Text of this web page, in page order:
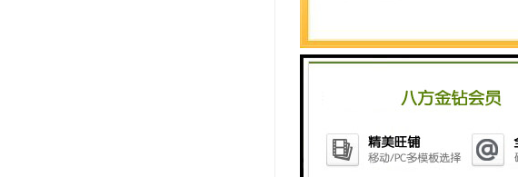
就把自己要经营的业务在系统
再让公司帮您用工商专语帮您归
不建议写太多，因为万一发生